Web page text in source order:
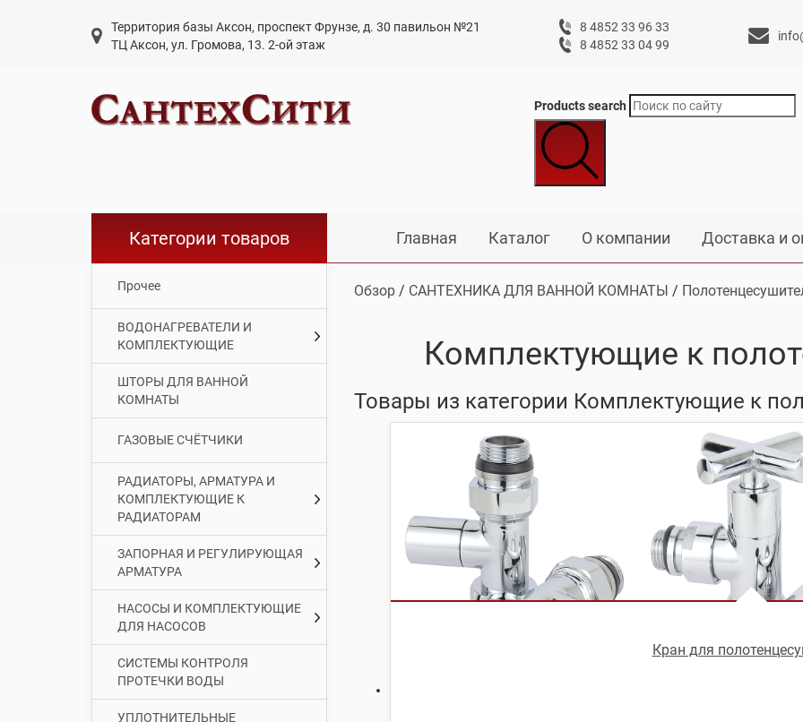
Территория базы Аксон, проспект Фрунзе, д. 30 павильон №21
ТЦ Аксон, ул. Громова, 13. 2-ой этаж
8 4852 33 96 33
8 4852 33 04 99
Products search
Главная Каталог О компании Доставка и
Категории товаров
Прочее
ВОДОНАГРЕВАТЕЛИ И
КОМПЛЕКТУЮЩИЕ
ШТОРЫ ДЛЯ ВАННОЙ
КОМНАТЫ
ГАЗОВЫЕ СЧЁТЧИКИ
РАДИАТОРЫ, АРМАТУРА И
КОМПЛЕКТУЮЩИЕ К
РАДИАТОРАМ
ЗАПОРНАЯ И РЕГУЛИРУЮЩАЯ
АРМАТУРА
НАСОСЫ И КОМПЛЕКТУЮЩИЕ
ДЛЯ НАСОСОВ
СИСТЕМЫ КОНТРОЛЯ
ПРОТЕЧКИ ВОДЫ
УПЛОТНИТЕЛЬНЫЕ
Обзор/ САНТЕХНИКА ДЛЯ ВАННОЙ КОМНАТЫ /
Комплектующие к
Товары из категории Комплектующие к
Кран для